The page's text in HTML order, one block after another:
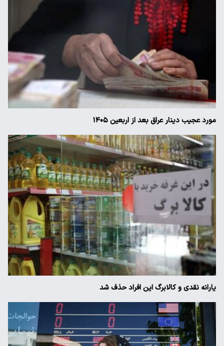
مورد عجیب دینار عراق بعد از اربعین ۱۴۰۵
یارانه نقدی و کالابرگ این افراد حذف شد